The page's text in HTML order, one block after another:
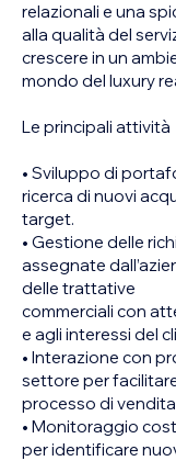
relazionali e una
alla qualità del
crescere in un
mondo del luxury
Le principali attività
• Sviluppo di
ricerca di nuovi
target.
• Gestione delle
assegnate
delle trattative
commerciali con
e agli interessi del
• Interazione con
settore per
processo di
• Monitoraggio
per identificare